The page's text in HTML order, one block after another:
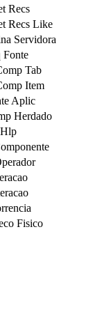
Recs
Recs Like
Servidora
Fonte
Tab
Item
Aplic
Herdado
Fisico